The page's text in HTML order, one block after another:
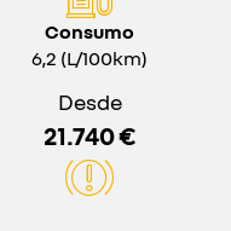
Consumo
6,2 (L/100km)
Desde
21.740 €